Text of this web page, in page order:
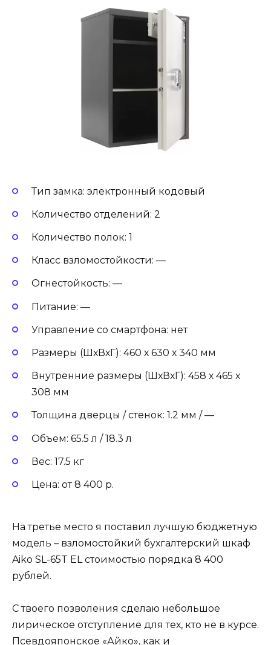
Тип замка: электронный кодовый
Количество отделений: 2
Количество полок: 1
Класс взломостойкости: —
Огнестойкость: —
Питание: —
Управление со смартфона: нет
Размеры (ШхВхГ): 460 х 630 х 340 мм
Внутренние размеры (ШхВхГ): 458 х 465 х
308 мм
Толщина дверцы / стенок: 1.2 мм / —
Объем: 65.5 л / 18.3 л
Вес: 17.5 кг
Цена: от 8 400 р.
На третье место я поставил лучшую бюджетную
модель – взломостойкий бухгалтерский шкаф
Aiko SL-65T EL стоимостью порядка 8 400
рублей.
С твоего позволения сделаю небольшое
лирическое отступление для тех, кто не в курсе.
Псевдояпонское «Айко», как и